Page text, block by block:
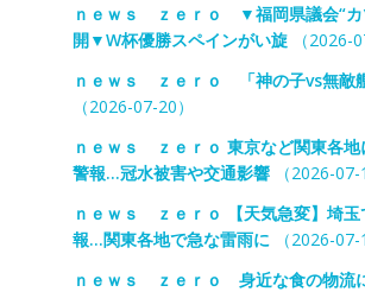
ｎｅｗｓ ｚｅｒｏ ▼福岡県議会“カ
開▼W杯優勝スペインがい旋（2026-
ｎｅｗｓ ｚｅｒｏ 「神の子vs無敵
（2026-07-20）
ｎｅｗｓ ｚｅｒｏ 東京など関東各地
警報…冠水被害や交通影響（2026-07-
ｎｅｗｓ ｚｅｒｏ 【天気急変】埼玉
報…関東各地で急な雷雨に （2026-07-
ｎｅｗｓ ｚｅｒｏ 身近な食の物流